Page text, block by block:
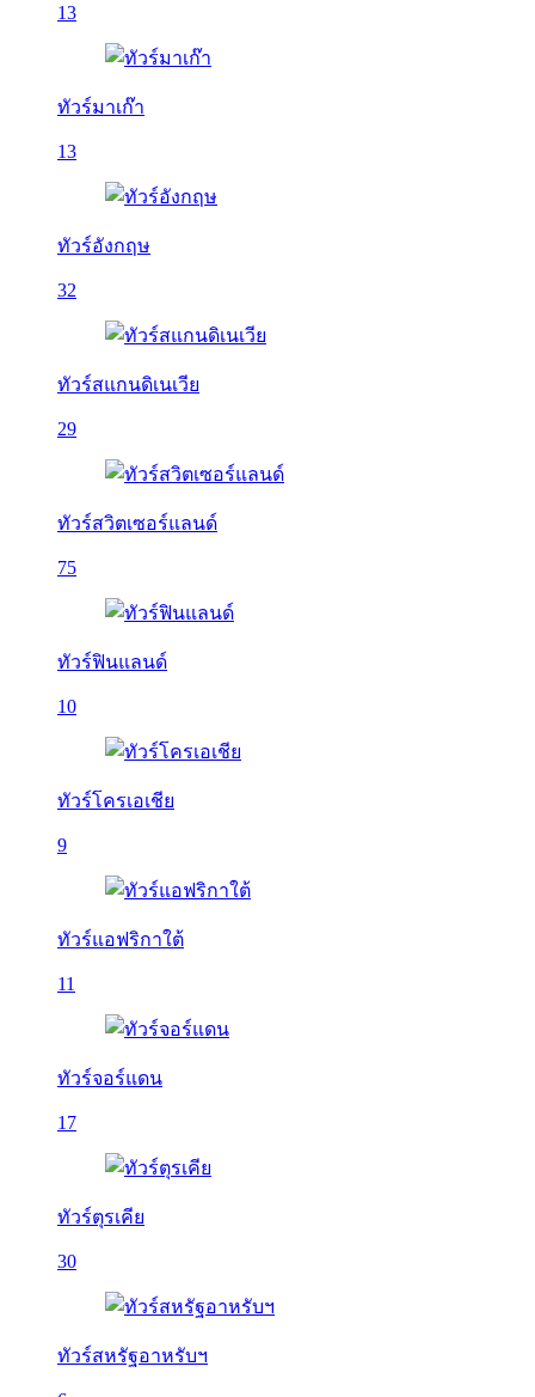
13
ทัวร์มาเก๊า
13
ทัวร์อังกฤษ
32
ทัวร์สแกนดิเนเวีย
29
ทัวร์สวิตเซอร์แลนด์
75
ทัวร์ฟินแลนด์
10
ทัวร์โครเอเชีย
9
ทัวร์แอฟริกาใต้
11
ทัวร์จอร์แดน
17
ทัวร์ตุรเคีย
30
ทัวร์สหรัฐอาหรับฯ